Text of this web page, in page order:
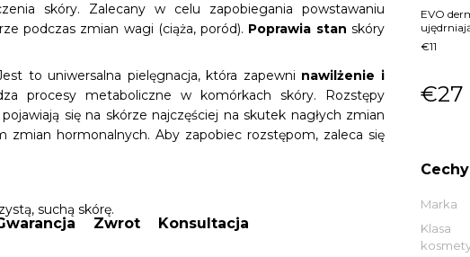
skóry. Zalecany w celu zapobiegania powstawaniu
podczas zmian wagi (ciąża, poród). Poprawia stan skóry
to uniwersalna pielęgnacja, która zapewni nawilżenie i
procesy metaboliczne w komórkach skóry. Rozstępy
się na skórze najczęściej na skutek nagłych zmian
zmian hormonalnych. Aby zapobiec rozstępom, zaleca się
suchą skórę.
Zwrot Konsultacja
EVO
€11
€27
Cechy
Marka
Klasa